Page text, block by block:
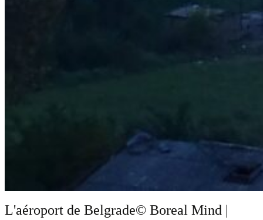
L'aéroport de Belgrade© Boreal Mind |